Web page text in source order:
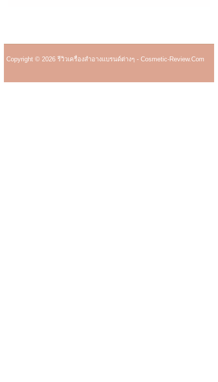
Copyright © 2026 รีวิวเครื่องสำอางแบรนด์ต่างๆ - Cosmetic-Review.com